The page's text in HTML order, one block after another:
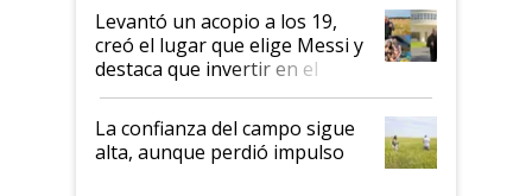
Levantó un acopio a los 19,
creó el lugar que elige Messi y
destaca que invertir en el
kirchnerismo era como "darle
plata a un hijo para droga":
Juan Félix Rossetti, el libertario
que de una dura crisis salió
La confianza del campo sigue
alta, aunque perdió impulso